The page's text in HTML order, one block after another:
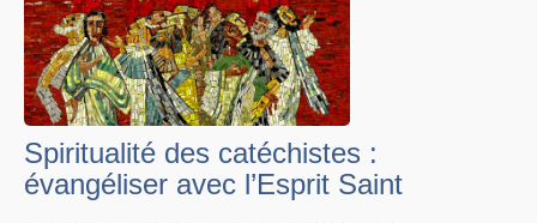
Spiritualité des catéchistes :
évangéliser avec l’Esprit Saint